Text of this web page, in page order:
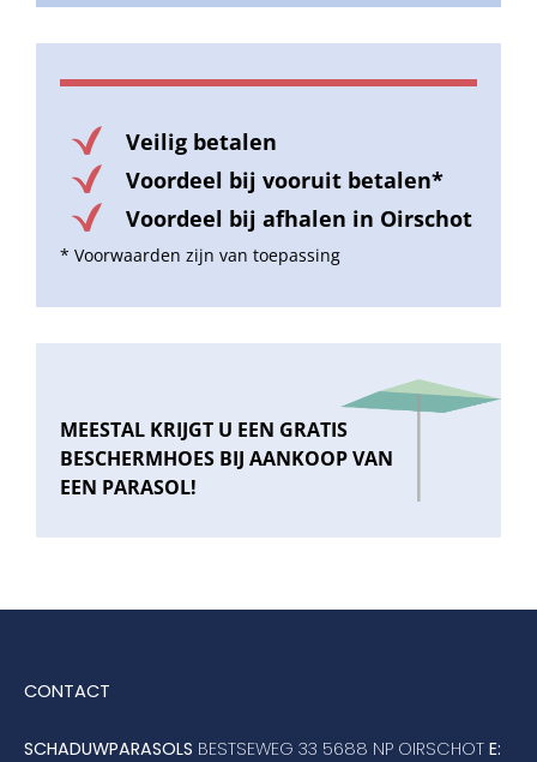
Veilig betalen
Voordeel bij vooruit betalen*
Voordeel bij afhalen in Oirschot
* Voorwaarden zijn van toepassing
MEESTAL KRIJGT U EEN GRATIS
BESCHERMHOES BIJ AANKOOP VAN
EEN PARASOL!
CONTACT
SCHADUWPARASOLS BESTSEWEG 33 5688 NP OIRSCHOT E: